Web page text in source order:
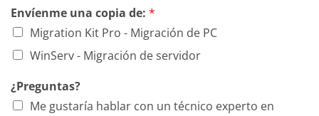
Envíenme una copia de: *
Migration Kit Pro - Migración de PC
WinServ - Migración de servidor
¿Preguntas?
Me gustaría hablar con un técnico experto en